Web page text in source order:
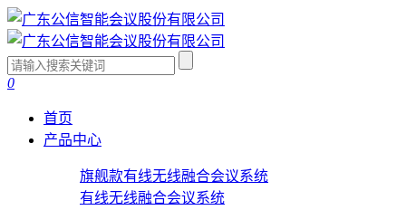
0
首页
产品中心
旗舰款有线无线融合会议系统
有线无线融合会议系统